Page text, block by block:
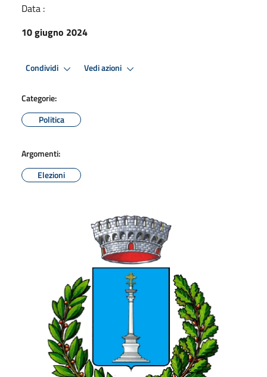
Data :
10 giugno 2024
Condividi Vedi azioni
Categorie:
Politica
Argomenti:
Elezioni